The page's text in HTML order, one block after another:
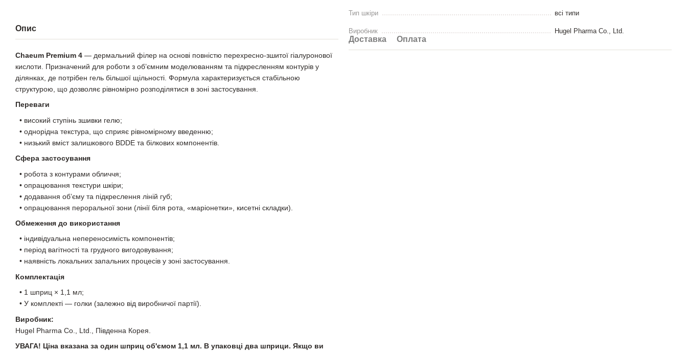
Опис
Chaeum Premium 4 — дермальний філер на основі повністю перехресно-зшитої гіалуронової
кислоти. Призначений для роботи з об’ємним моделюванням та підкресленням контурів у
ділянках, де потрібен гель більшої щільності. Формула характеризується стабільною
структурою, що дозволяє рівномірно розподілятися в зоні застосування.
Переваги
• високий ступінь зшивки гелю;
• однорідна текстура, що сприяє рівномірному введенню;
• низький вміст залишкового BDDE та білкових компонентів.
Сфера застосування
• робота з контурами обличчя;
• опрацювання текстури шкіри;
• додавання об’єму та підкреслення ліній губ;
• опрацювання пероральної зони (лінії біля рота, «маріонетки», кисетні складки).
Обмеження до використання
• індивідуальна непереносимість компонентів;
• період вагітності та грудного вигодовування;
• наявність локальних запальних процесів у зоні застосування.
Комплектація
• 1 шприц × 1,1 мл;
• У комплекті — голки (залежно від виробничої партії).
Виробник:
Hugel Pharma Co., Ltd., Південна Корея.
УВАГА! Ціна вказана за один шприц об'ємом 1,1 мл. В упаковці два шприци. Якщо ви
Тип шкіри всі типи
Виробник Hugel Pharma Co., Ltd.
Доставка Оплата